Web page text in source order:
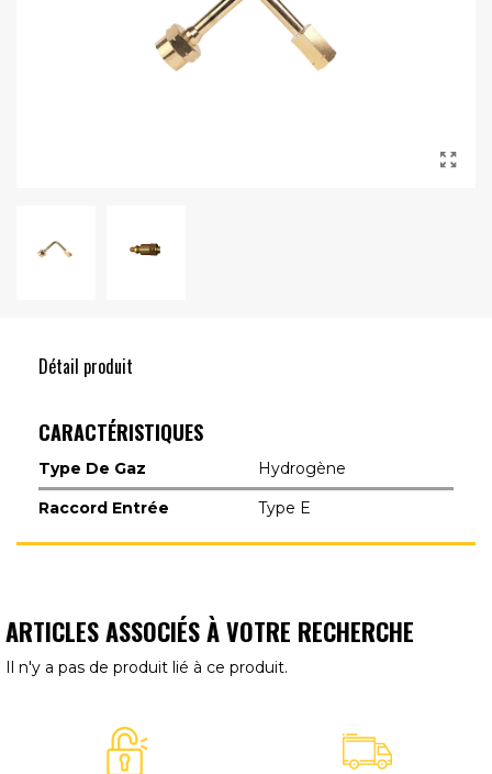
Détail produit
CARACTÉRISTIQUES
Type De Gaz
Hydrogène
Raccord Entrée
Type E
ARTICLES ASSOCIÉS À VOTRE RECHERCHE
Il n'y a pas de produit lié à ce produit.